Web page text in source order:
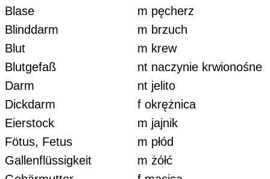
Blase
m pęcherz
Blinddarm
m brzuch
Blut
m krew
Blutgefaß
nt naczynie krwionośne
Darm
nt jelito
Dickdarm
f okrężnica
Eierstock
m jajnik
Fötus, Fetus
m płód
Gallenflüssigkeit
m żółć